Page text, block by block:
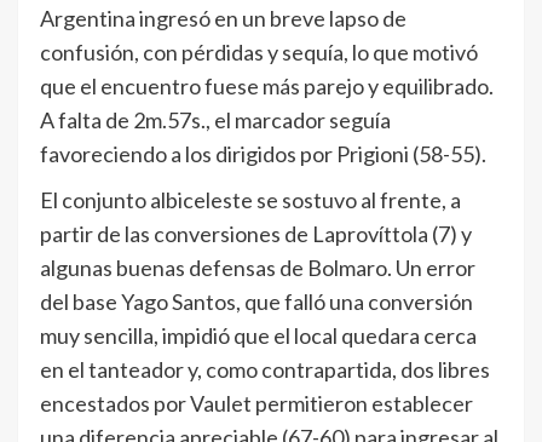
Argentina ingresó en un breve lapso de
confusión, con pérdidas y sequía, lo que motivó
que el encuentro fuese más parejo y equilibrado.
A falta de 2m.57s., el marcador seguía
favoreciendo a los dirigidos por Prigioni (58-55).
El conjunto albiceleste se sostuvo al frente, a
partir de las conversiones de Laprovíttola (7) y
algunas buenas defensas de Bolmaro. Un error
del base Yago Santos, que falló una conversión
muy sencilla, impidió que el local quedara cerca
en el tanteador y, como contrapartida, dos libres
encestados por Vaulet permitieron establecer